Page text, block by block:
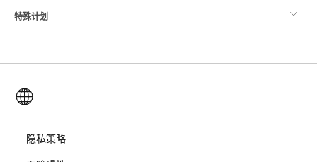
Esri 年轻专家关系网
活动
位置智能
培训
ArcUser
ArcNews
关于 Esri
招贤纳士
开放视野
特殊计划
ArcGIS for Student Use
保护隐私策略